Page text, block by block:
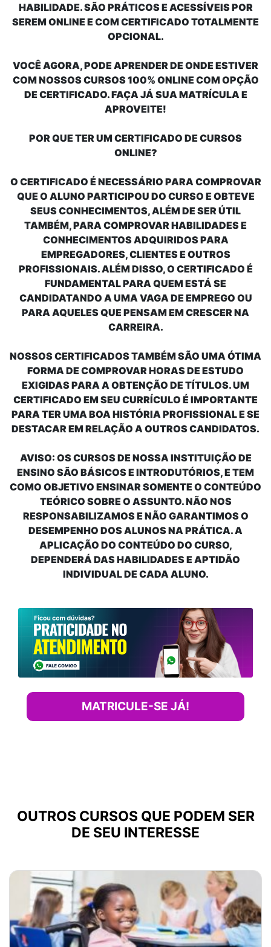
HABILIDADE. SÃO PRÁTICOS E ACESSÍVEIS POR
SEREM ONLINE E COM CERTIFICADO TOTALMENTE
OPCIONAL.
VOCÊ AGORA, PODE APRENDER DE ONDE ESTIVER
COM NOSSOSCURSOS 100% ONLINECOM OPÇÃO
DE CERTIFICADO. FAÇA JÁ SUA MATRÍCULA E
APROVEITE!
POR QUE TER UMCERTIFICADO DE CURSOS
ONLINE?
O CERTIFICADO É NECESSÁRIO PARA COMPROVAR
QUE O ALUNO PARTICIPOU DO CURSO E OBTEVE
SEUS CONHECIMENTOS, ALÉM DE SER ÚTIL
TAMBÉM, PARA COMPROVAR HABILIDADES E
CONHECIMENTOS ADQUIRIDOS PARA
EMPREGADORES, CLIENTES E OUTROS
PROFISSIONAIS. ALÉM DISSO, O CERTIFICADO É
FUNDAMENTAL PARA QUEM ESTÁ SE
CANDIDATANDO A UMA VAGA DE EMPREGO OU
PARA AQUELES QUE PENSAM EM CRESCER NA
CARREIRA.
NOSSOS CERTIFICADOS TAMBÉM SÃO UMA ÓTIMA
FORMA DE COMPROVAR HORAS DE ESTUDO
EXIGIDAS PARA A OBTENÇÃO DE TÍTULOS. UM
CERTIFICADO EM SEU CURRÍCULO É IMPORTANTE
PARA TER UMA BOA HISTÓRIA PROFISSIONAL E SE
DESTACAR EM RELAÇÃO A OUTROS CANDIDATOS.
AVISO: OS CURSOS DE NOSSA INSTITUIÇÃO DE
ENSINO SÃO BÁSICOS E INTRODUTÓRIOS, E TEM
COMO OBJETIVO ENSINAR SOMENTE O CONTEÚDO
TEÓRICO SOBRE O ASSUNTO. NÃO NOS
RESPONSABILIZAMOS E NÃO GARANTIMOS O
DESEMPENHO DOS ALUNOS NA PRÁTICA. A
APLICAÇÃO DO CONTEÚDO DO CURSO,
DEPENDERÁ DAS HABILIDADES E APTIDÃO
INDIVIDUAL DE CADA ALUNO.
MATRICULE-SE JÁ!
OUTROS CURSOS QUE PODEM SER
DE SEU INTERESSE